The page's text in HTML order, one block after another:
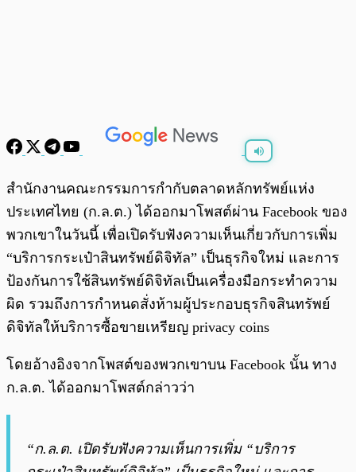
0:00/ 0:00
สำนักงานคณะกรรมการกำกับตลาดหลักทรัพย์แห่ง
ประเทศไทย (ก.ล.ต.) ได้ออกมาโพสต์ผ่าน Facebook ของ
พวกเขาในวันนี้ เพื่อเปิดรับฟังความเห็นเกี่ยวกับการเพิ่ม
“บริการกระเป๋าสินทรัพย์ดิจิทัล” เป็นธุรกิจใหม่ และการ
ป้องกันการใช้สินทรัพย์ดิจิทัลเป็นเครื่องมือกระทำความ
ผิด รวมถึงการกำหนดสั่งห้ามผู้ประกอบธุรกิจสินทรัพย์
ดิจิทัลให้บริการซื้อขายเหรียญ privacy coins
โดยอ้างอิงจากโพสต์ของพวกเขาบน Facebook นั้น ทาง
ก.ล.ต. ได้ออกมาโพสต์กล่าวว่า
“ก.ล.ต. เปิดรับฟังความเห็นการเพิ่ม “บริการ